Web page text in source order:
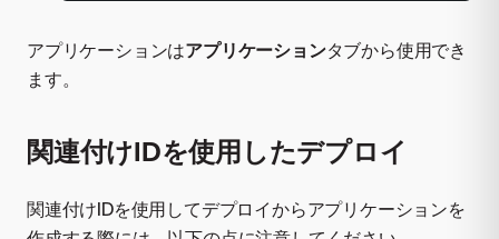
アプリケーションはアプリケーションタブから使用でき
ます。
関連付けIDを使用したデプロイ
関連付けIDを使用してデプロイからアプリケーションを